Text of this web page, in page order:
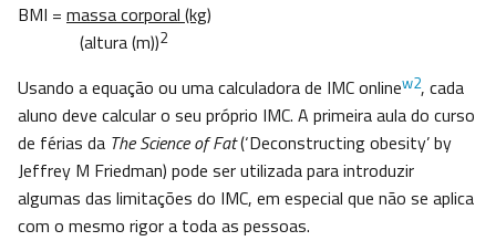
BMI = massa corporal (kg)
(altura (m))2
Usando a equação ou uma calculadora de IMC onlinew2, cada
aluno deve calcular o seu próprio IMC. A primeira aula do curso
de férias da The Science of Fat(‘Deconstructing obesity’ by
Jeffrey M Friedman) pode ser utilizada para introduzir
algumas das limitações do IMC, em especial que não se aplica
com o mesmo rigor a toda as pessoas.